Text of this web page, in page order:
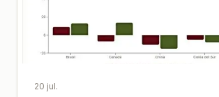
20 jul.